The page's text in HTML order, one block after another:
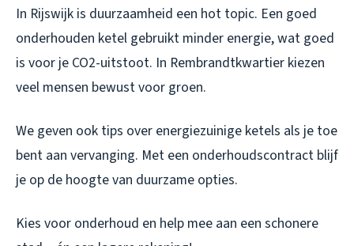
In Rijswijk is duurzaamheid een hot topic. Een goed
onderhouden ketel gebruikt minder energie, wat goed
is voor je CO2-uitstoot. In Rembrandtkwartier kiezen
veel mensen bewust voor groen.
We geven ook tips over energiezuinige ketels als je toe
bent aan vervanging. Met een onderhoudscontract blijf
je op de hoogte van duurzame opties.
Kies voor onderhoud en help mee aan een schonere